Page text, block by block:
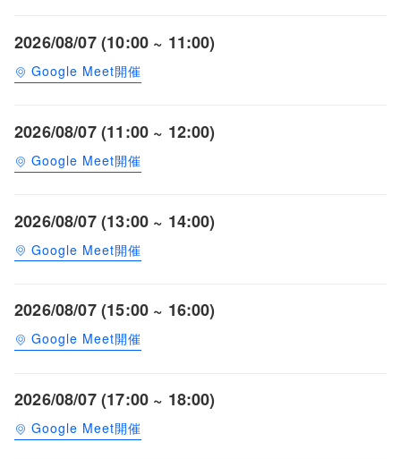
2026/08/07 (10:00 ~ 11:00)
Google Meet開催
2026/08/07 (11:00 ~ 12:00)
Google Meet開催
2026/08/07 (13:00 ~ 14:00)
Google Meet開催
2026/08/07 (15:00 ~ 16:00)
Google Meet開催
2026/08/07 (17:00 ~ 18:00)
Google Meet開催